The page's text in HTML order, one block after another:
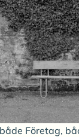
Företag,